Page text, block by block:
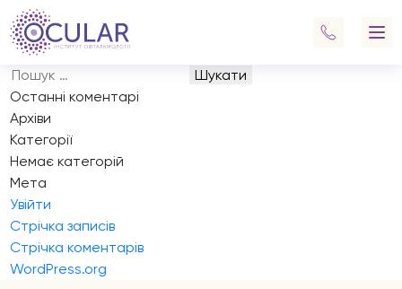
Запис на прийом
Навігація
записів
Previous:
Запис на прийом
Next: Запис на прийом
Пошук:
Останні коментарі
Архіви
Категорії
Немає категорій
Мета
Увійти
Стрічка записів
Стрічка коментарів
WordPress.org